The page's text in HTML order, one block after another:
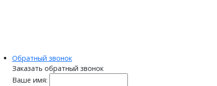
Обратный звонок
Заказать обратный звонок
Ваше имя: